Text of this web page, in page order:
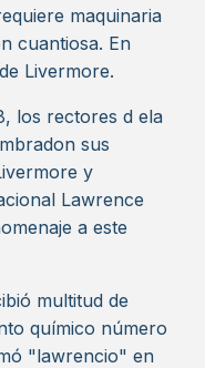
maquinaria
cuantiosa. En
Livermore.
los rectores d ela
sus
y
Lawrence
a este
multitud de
químico número
"lawrencio" en